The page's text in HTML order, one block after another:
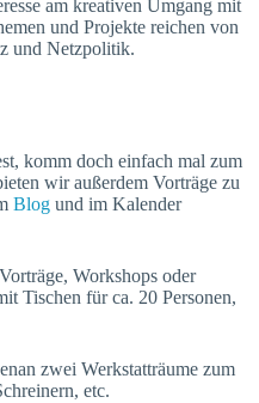
am kreativen Umgang mit
und Projekte reichen von
und Netzpolitik.
komm doch einfach mal zum
wir außerdem Vorträge zu
Blog und im Kalender
Workshops oder
Tischen für ca. 20 Personen,
zwei Werkstatträume zum
etc.